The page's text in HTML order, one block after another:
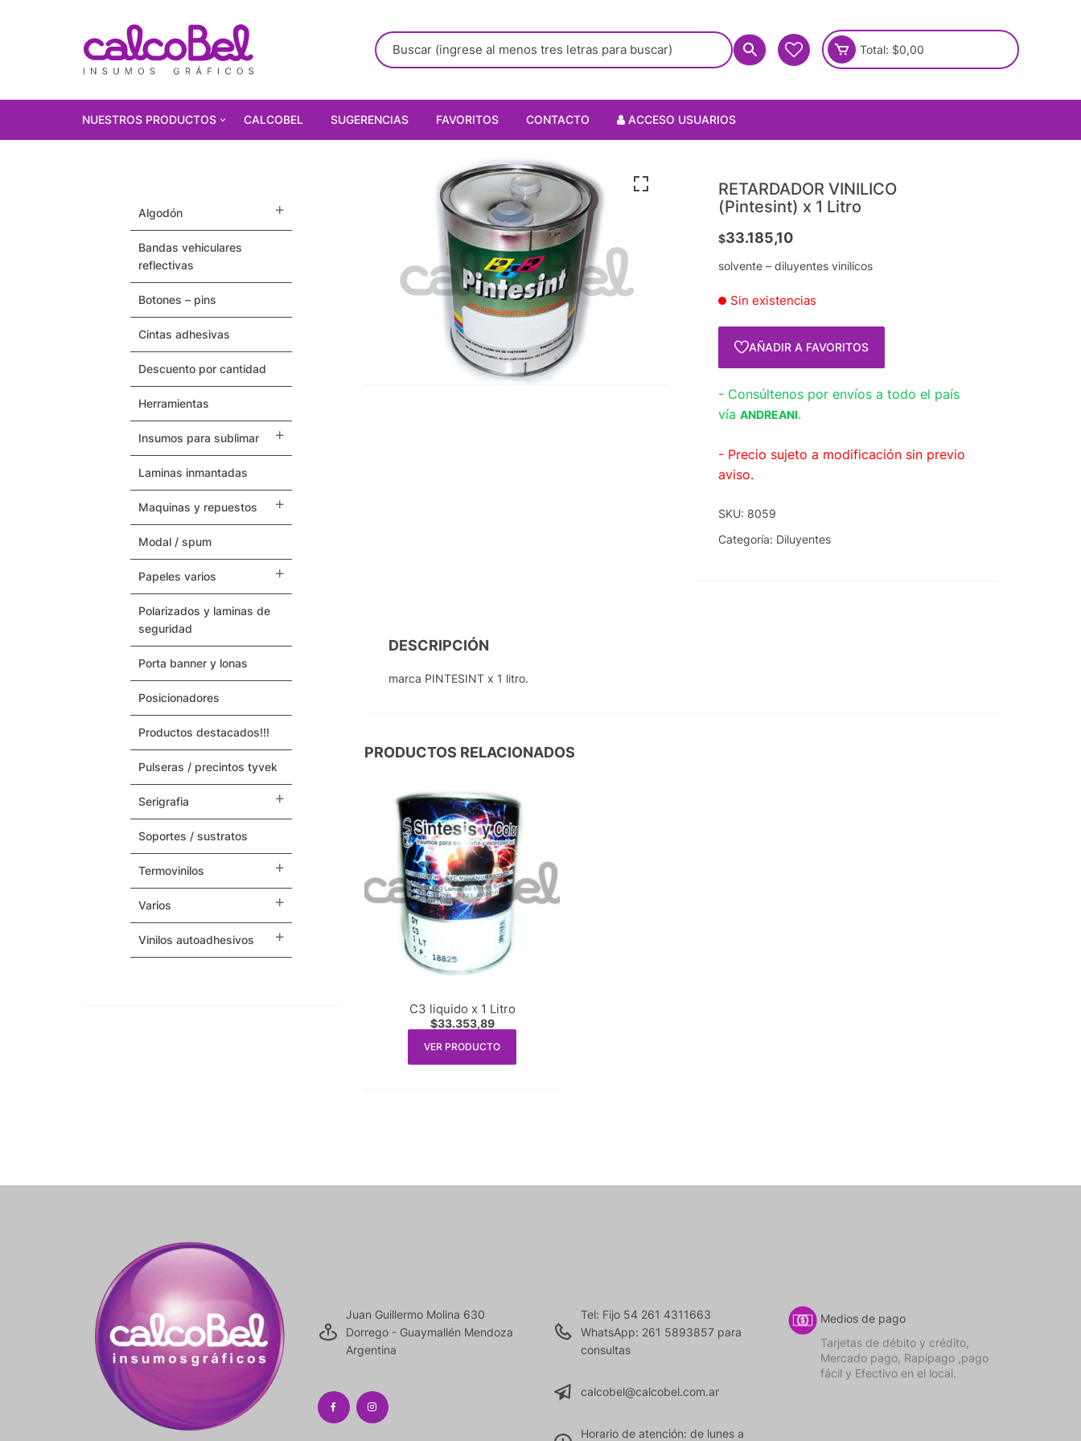
Total: $0,00
NUESTROS PRODUCTOS
Polarizados
Vinilos Autoadhesivos
Pulseras / Precintos Tyvek
Herramientas
Termovinilos
Posicionadores
Cintas Adhesivas
Papeles Varios
Laminas Inmantadas
Soporte / Sustratos
Serigrafia
Maquinas y Repuestos
CALCOBEL SUGERENCIAS FAVORITOS CONTACTO ACCESO USUARIOS
RETARDADOR VINILICO
(Pintesint) x 1 Litro
$33.185,10
solvente – diluyentes vinilicos
Sin existencias
AÑADIR A FAVORITOS
- Consúltenos por envíos a todo el país
víaANDREANI.
- Precio sujeto a modificación sin previo
aviso.
SKU: 8059
Categoría: Diluyentes
DESCRIPCIÓN
marca PINTESINT x 1 litro.
PRODUCTOS RELACIONADOS
C3 liquido x 1 Litro
$33.353,89
VER PRODUCTO
algodón
bandas vehiculares
reflectivas
botones – pins
cintas adhesivas
descuento por cantidad
herramientas
insumos para sublimar
laminas inmantadas
maquinas y repuestos
modal / spum
papeles varios
polarizados y laminas de
seguridad
porta banner y lonas
posicionadores
productos destacados!!!
pulseras / precintos tyvek
serigrafia
soportes / sustratos
termovinilos
varios
vinilos autoadhesivos
Juan Guillermo Molina 630
Dorrego - Guaymallén Mendoza
Argentina
Tel: Fijo 54 261 4311663
WhatsApp: 261 5893857 para
consultas
calcobel@calcobel.com.ar
Horario de atención: de lunes a
Medios de pago
Tarjetas de débito y crédito,
Mercado pago, Rapipago ,pago
fácil y Efectivo en el local.